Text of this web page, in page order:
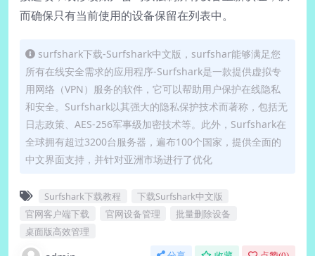
而确保只有当前使用的设备保留在列表中。
surfshark下载-Surfshark中文版，surfshar能够满足您
所有在线安全需求的应用程序-Surfshark是一款提供虚拟专
用网络（VPN）服务的软件，它可以帮助用户保护在线隐私
和安全。Surfshark以其强大的隐私保护技术而著称，包括无
日志政策、AES-256军事级加密技术等。此外，Surfshark在
全球拥有超过3200台服务器，遍布100个国家，提供全面的
中文界面支持，并针对亚洲市场进行了优化
Surfshark下载教程
下载Surfshark中文版
官网客户端下载
官网设备管理
批量删除设备
桌面版高效管理